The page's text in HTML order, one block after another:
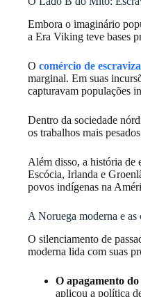
Embora o imaginário
a Era Viking teve bases
O comércio de
marginal. Em suas
capturavam populações
Dentro da sociedade
os trabalhos mais
Além disso, a história de
Escócia, Irlanda e
povos indígenas na
A Noruega moderna e
O silenciamento de
moderna lida com suas
O apagamento
aplicou a política